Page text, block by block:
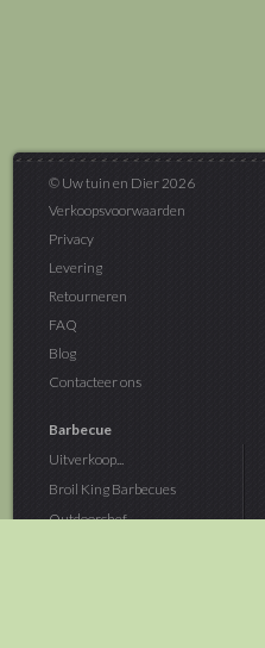
© Uw tuin en Dier 2026
Verkoopsvoorwaarden
Privacy
Levering
Retourneren
FAQ
Blog
Contacteer ons
Barbecue
Uitverkoop...
Broil King Barbecues
Outdoorchef...